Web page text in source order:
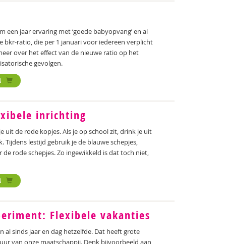
jaar ervaring met ‘goede babyopvang’ en al
bkr-ratio, die per 1 januari voor iedereen verplicht
over het effect van de nieuwe ratio op het
gevolgen.
inrichting
uit de rode kopjes. Als je op school zit, drink je uit
Tijdens lestijd gebruik je de blauwe schepjes,
rode schepjes. Zo ingewikkeld is dat toch niet,
Flexibele vakanties
al sinds jaar en dag hetzelfde. Dat heeft grote
van onze maatschappij. Denk bijvoorbeeld aan